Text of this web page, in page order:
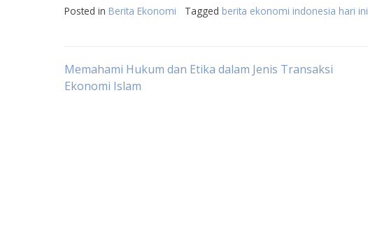
Posted in Berita Ekonomi Tagged berita ekonomi indonesia hari ini
Post
Memahami Hukum dan Etika dalam Jenis Transaksi
Ekonomi Islam